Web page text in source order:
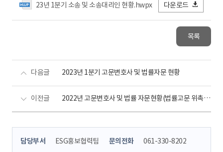
23년 1분기 소송 및 소송대리인 현황.hwpx
다운로드
목록
다음글 2023년 1분기 고문변호사 및 법률자문 현황
이전글 2022년 고문변호사 및 법률 자문현황(법률고문 위촉 반영)
콘
담당부서 ESG홍보협력팀 문의전화 061-330-8202